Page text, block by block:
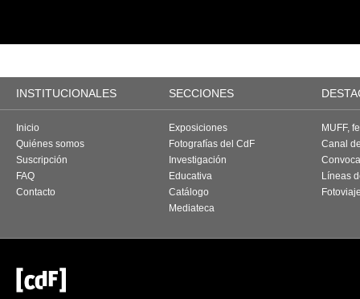
INSTITUCIONALES SECCIONES
Inicio
Quiénes somos
Suscripción
FAQ
Contacto
Exposiciones
Fotografías del CdF
Investigación
Educativa
Catálogo
Mediateca
MUFF,
Canal
Líneas